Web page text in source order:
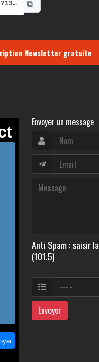
https://radio-g.fr?13753 ⧉
Newsletter gratuite
Envoyer un message
Anti Spam : saisir
(101.5)
Envoyer